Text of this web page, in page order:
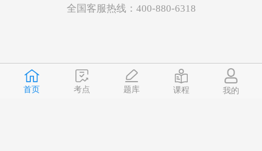
首页 考点 题库 课程 我的
全国客服热线：400-880-6318